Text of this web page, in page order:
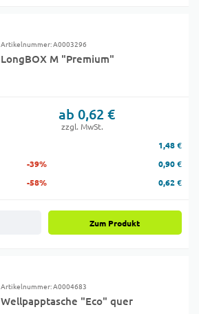
Artikelnummer: A0003296
LongBOX M "Premium"
ab 0,62 €
zzgl. MwSt.
1,48 €
-39%
0,90 €
-58% 0,62 €
Zum Produkt
Artikelnummer: A0004683
Wellpapptasche "Eco" quer